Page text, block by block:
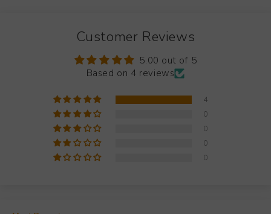
Customer Reviews
5.00 out of 5
Based on 4 reviews
4
0
0
0
0